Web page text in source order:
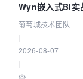
Wyn嵌入式BI实
据源配置指南 |
葡萄城技术团队
2026-08-07